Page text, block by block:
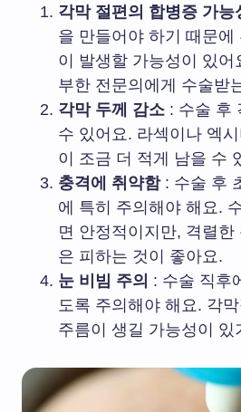
각막 절편의 합병증 가능
을 만들어야 하기 때문에
이 발생할 가능성이 있어
부한 전문의에게 수술받
각막 두께 감소 : 수술 후
수 있어요. 라섹이나 엑
이 조금 더 적게 남을 수
충격에 취약함: 수술 후
에 특히 주의해야 해요.
면 안정적이지만, 격렬한
은 피하는 것이 좋아요.
눈 비빔 주의 : 수술 직후
도록 주의해야 해요. 각
주름이 생길 가능성이 있